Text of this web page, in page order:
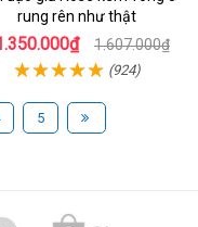
rung rên như thật
1.607.000₫
(924)
5